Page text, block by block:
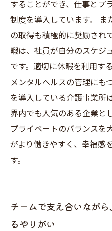
することができ、仕事とプ
制度を導入しています。 ま
の取得も積極的に奨励され
暇は、社員が自分のスケジ
です。適切に休暇を利用す
メンタルヘルスの管理にも
を導入している介護事業所
界内でも人気のある企業と
プライベートのバランスを
がより働きやすく、幸福感
す。
チームで支え合いなが
るやりがい